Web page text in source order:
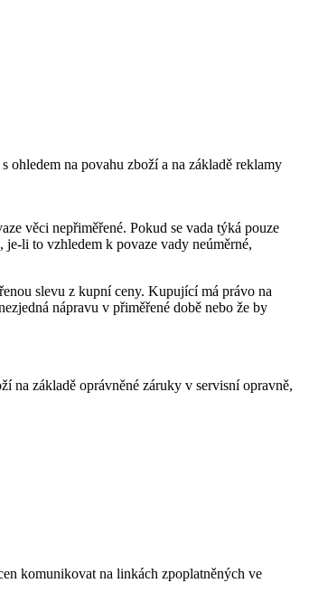
na povahu zboží a na základě reklamy
věci nepřiměřené. Pokud se vada týká pouze
li to vzhledem k povaze vady neúměrné,
slevu z kupní ceny. Kupující má právo na
nápravu v přiměřené době nebo že by
na základě oprávněné záruky v servisní opravně,
komunikovat na linkách zpoplatněných ve